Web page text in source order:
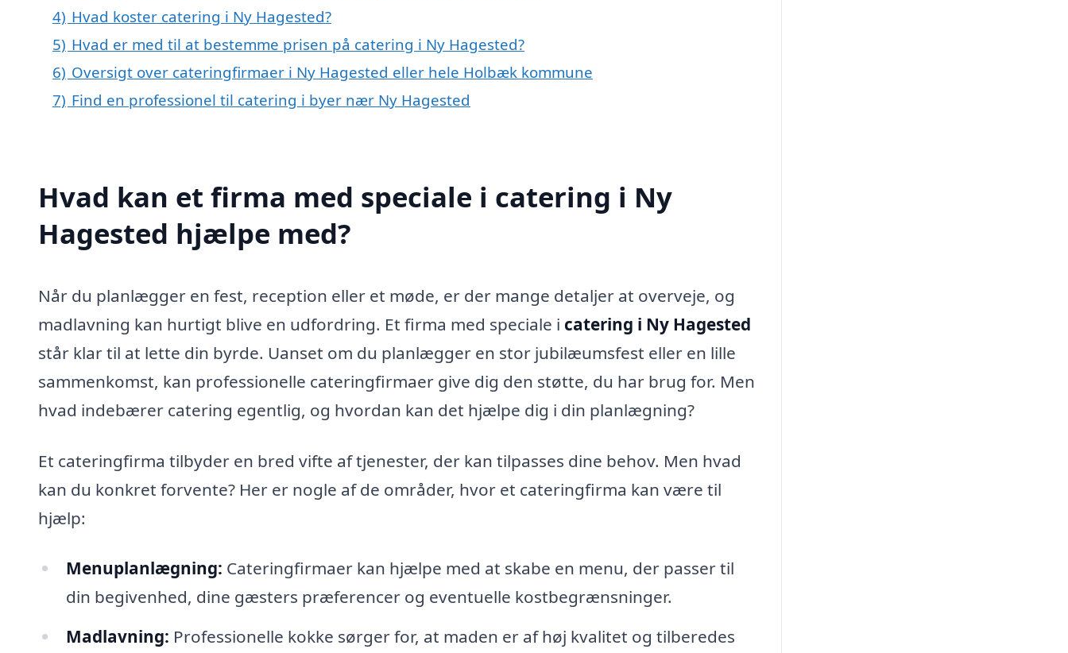
4) Hvad koster catering i Ny Hagested?
5) Hvad er med til at bestemme prisen på catering i Ny Hagested?
6) Oversigt over cateringfirmaer i Ny Hagested eller hele Holbæk kommune
7) Find en professionel til catering i byer nær Ny Hagested
Hvad kan et firma med speciale i catering i Ny
Hagested hjælpe med?
Når du planlægger en fest, reception eller et møde, er der mange detaljer at overveje, og
madlavning kan hurtigt blive en udfordring. Et firma med speciale i catering i Ny Hagested
står klar til at lette din byrde. Uanset om du planlægger en stor jubilæumsfest eller en lille
sammenkomst, kan professionelle cateringfirmaer give dig den støtte, du har brug for. Men
hvad indebærer catering egentlig, og hvordan kan det hjælpe dig i din planlægning?
Et cateringfirma tilbyder en bred vifte af tjenester, der kan tilpasses dine behov. Men hvad
kan du konkret forvente? Her er nogle af de områder, hvor et cateringfirma kan være til
hjælp:
Menuplanlægning: Cateringfirmaer kan hjælpe med at skabe en menu, der passer til
din begivenhed, dine gæsters præferencer og eventuelle kostbegrænsninger.
Madlavning: Professionelle kokke sørger for, at maden er af høj kvalitet og tilberedes